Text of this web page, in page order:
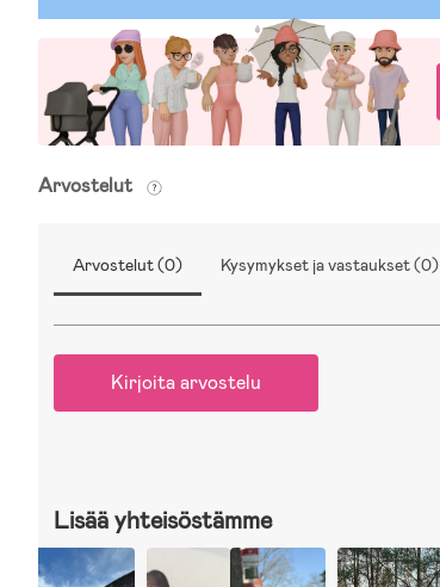
Arvostelut
Arvostelut (0) Kysymykset ja vastaukset (0)
Kirjoita arvostelu
Lisää yhteisöstämme